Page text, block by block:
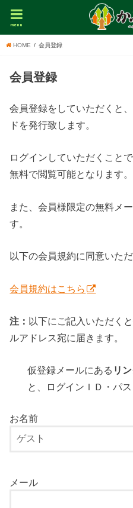
menu
HOME 会員登録
会員登録
会員登録をしていただくと
ドを発行致します。
ログインしていただくこと
無料で閲覧可能となります。
また、会員様限定の無料メ
す。
以下の会員規約に同意いた
会員規約はこちら
注： 以下にご記入いただくと
ルアドレス宛に届きます。
仮登録メールにある リ
と、ログインＩＤ・パ
お名前
メール